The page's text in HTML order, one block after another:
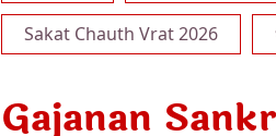
Sakat Chauth Vrat 2026
Gajanan